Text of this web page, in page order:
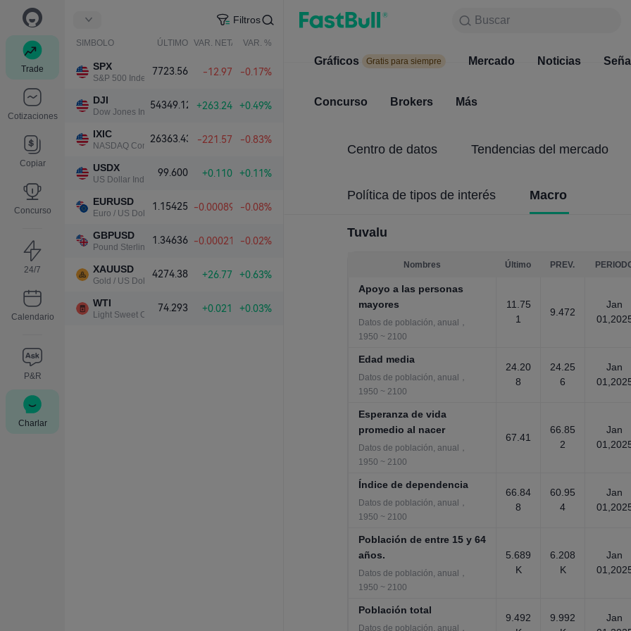
Trade
Cotizaciones
Copiar
Concurso
24/7
Calendario
P&R
Charlar
Filtros
SIMBOLO ÚLTIMO VAR. NETA VAR. %
SPX
S&P 500 Index
7723.56 -12.97 -0.17%
DJI
Dow Jones Industrial Average
54349.12 +263.24 +0.49%
IXIC
NASDAQ Composite Index
26363.43 -221.57 -0.83%
USDX
US Dollar Index
99.600 +0.110 +0.11%
EURUSD
Euro / US Dollar
1.15425 -0.00089 -0.08%
GBPUSD
Pound Sterling / US Dollar
1.34636 -0.00021 -0.02%
XAUUSD
Gold / US Dollar
4274.38 +26.77 +0.63%
WTI
Light Sweet Crude Oil
74.293 +0.021 +0.03%
Buscar
Gráficos Gratis para siempre Mercado
Buscar
Productos
Gráficos Gratis para siempre Mercado Noticias
Concurso Brokers Más
Centro de datos Tendencias del mercado
Política de tipos de interés Macro
Tuvalu
Nombres Último PREV.
Apoyo a las personas
mayores
Datos de población, anual，
1950 ~ 2100
11.75
1
9.472
Jan
Edad media
Datos de población, anual，
1950 ~ 2100
24.20
8
24.25
6
Jan
Esperanza de vida
promedio al nacer
Datos de población, anual，
1950 ~ 2100
67.41
66.85
2
Jan
Índice de dependencia
Datos de población, anual，
1950 ~ 2100
66.84
8
60.95
4
Jan
Población de entre 15 y 64
años.
Datos de población, anual，
1950 ~ 2100
5.689
K
6.208
K
Jan
Población total
Datos de población, anual，
9.492
9.992
Jan